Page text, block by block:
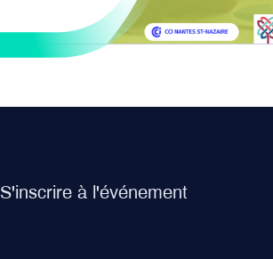
S'inscrire à l'événement